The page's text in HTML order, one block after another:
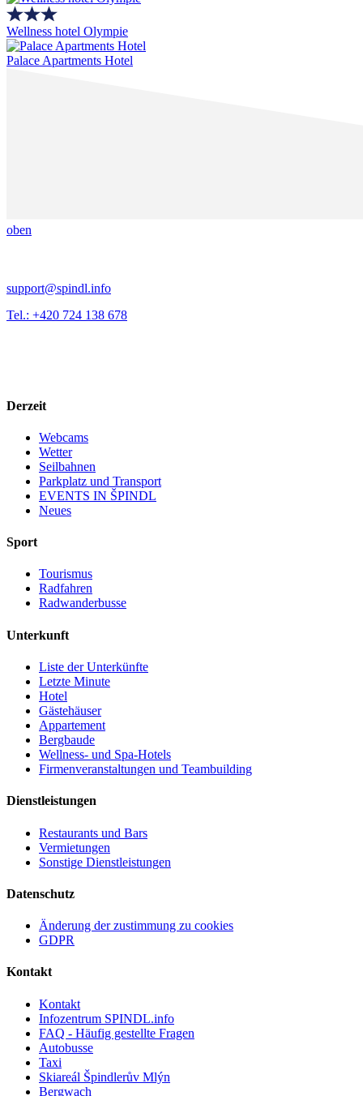
Wellness hotel Olympie
Palace Apartments Hotel
oben
support@spindl.info
Tel.: +420 724 138 678
Derzeit
Webcams
Wetter
Seilbahnen
Parkplatz und Transport
EVENTS IN ŠPINDL
Neues
Sport
Tourismus
Radfahren
Radwanderbusse
Unterkunft
Liste der Unterkünfte
Letzte Minute
Hotel
Gästehäuser
Appartement
Bergbaude
Wellness- und Spa-Hotels
Firmenveranstaltungen und Teambuilding
Dienstleistungen
Restaurants und Bars
Vermietungen
Sonstige Dienstleistungen
Datenschutz
Änderung der zustimmung zu cookies
GDPR
Kontakt
Kontakt
Infozentrum SPINDL.info
FAQ - Häufig gestellte Fragen
Autobusse
Taxi
Skiareál Špindlerův Mlýn
Bergwach